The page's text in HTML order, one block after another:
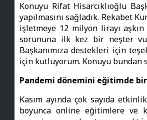
Konuyu Rifat Hisarcıklıoğlu
yapılmasını sağladık. Rekabet
işletmeye 12 milyon lirayı
sorununa ilk kez bir neşter
Başkanımıza destekleri için
için kutluyorum. Konuyu bundan
Pandemi dönemini eğitimde
Kasım ayında çok sayıda
boyunca online eğitimlere ve